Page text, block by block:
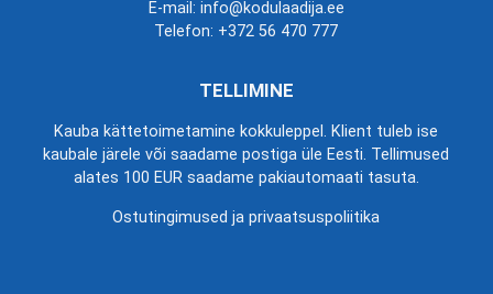
E-mail: info@kodulaadija.ee
Telefon: +372 56 470 777
TELLIMINE
Kauba kättetoimetamine kokkuleppel. Klient tuleb ise
kaubale järele või saadame postiga üle Eesti. Tellimused
alates 100 EUR saadame pakiautomaati tasuta.
Ostutingimused ja privaatsuspoliitika